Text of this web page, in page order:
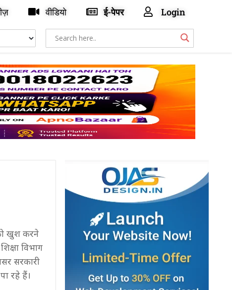
वीडियो ई-पेपर Login
खुश करने
विभाग
सरकारी
रहे हैं।